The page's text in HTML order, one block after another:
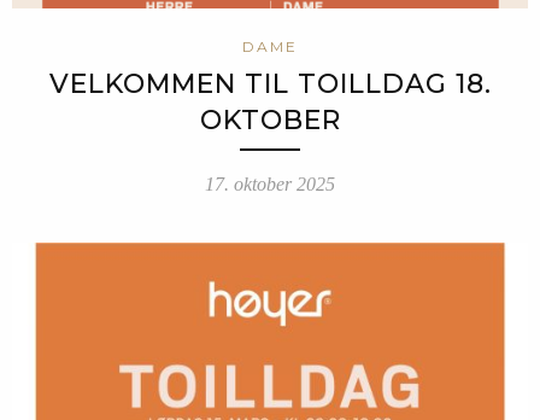
DAME
VELKOMMEN TIL TOILLDAG 18.
OKTOBER
17. oktober 2025